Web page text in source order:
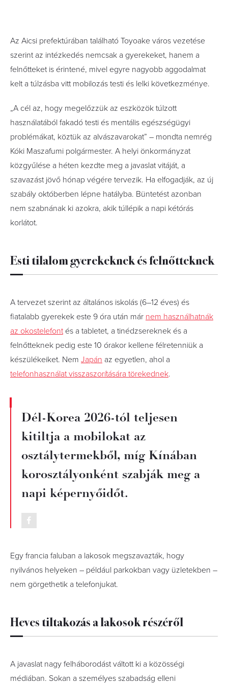
Az Aicsi prefektúrában található Toyoake város vezetése
szerint az intézkedés nemcsak a gyerekeket, hanem a
felnőtteket is érintené, mivel egyre nagyobb aggodalmat
kelt a túlzásba vitt mobilozás testi és lelki következménye.
„A cél az, hogy megelőzzük az eszközök túlzott
használatából fakadó testi és mentális egészségügyi
problémákat, köztük az alvászavarokat” – mondta nemrég
Kóki Maszafumi polgármester. A helyi önkormányzat
közgyűlése a héten kezdte meg a javaslat vitáját, a
szavazást jövő hónap végére tervezik. Ha elfogadják, az új
szabály októberben lépne hatályba. Büntetést azonban
nem szabnának ki azokra, akik túllépik a napi kétórás
korlátot.
Esti tilalom gyerekeknek és felnőtteknek
A tervezet szerint az általános iskolás (6–12 éves) és
fiatalabb gyerekek este 9 óra után már nem használhatnák
az okostelefontés a tabletet, a tinédzsereknek és a
felnőtteknek pedig este 10 órakor kellene félretenniük a
készülékeiket. Nem Japán az egyetlen, ahol a
telefonhasználat visszaszorítására törekednek.
Dél-Korea 2026-tól teljesen
kitiltja a mobilokat az
osztálytermekből, míg Kínában
korosztályonként szabják meg a
napi képernyőidőt.
Egy francia faluban a lakosok megszavazták, hogy
nyilvános helyeken – például parkokban vagy üzletekben –
nem görgethetik a telefonjukat.
Heves tiltakozás a lakosok részéről
A javaslat nagy felháborodást váltott ki a közösségi
médiában. Sokan a személyes szabadság elleni